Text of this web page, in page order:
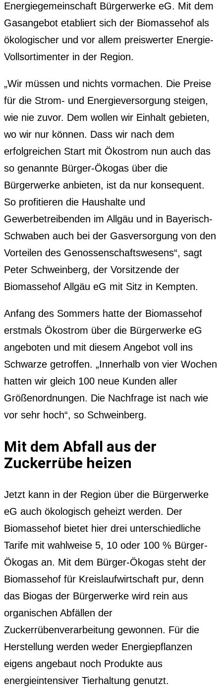
Energiegemeinschaft Bürgerwerke eG. Mit dem
Gasangebot etabliert sich der Biomassehof als
ökologischer und vor allem preiswerter Energie-
Vollsortimenter in der Region.
„Wir müssen und nichts vormachen. Die Preise
für die Strom- und Energieversorgung steigen,
wie nie zuvor. Dem wollen wir Einhalt gebieten,
wo wir nur können. Dass wir nach dem
erfolgreichen Start mit Ökostrom nun auch das
so genannte Bürger-Ökogas über die
Bürgerwerke anbieten, ist da nur konsequent.
So profitieren die Haushalte und
Gewerbetreibenden im Allgäu und in Bayerisch-
Schwaben auch bei der Gasversorgung von den
Vorteilen des Genossenschaftswesens“, sagt
Peter Schweinberg, der Vorsitzende der
Biomassehof Allgäu eG mit Sitz in Kempten.
Anfang des Sommers hatte der Biomassehof
erstmals Ökostrom über die Bürgerwerke eG
angeboten und mit diesem Angebot voll ins
Schwarze getroffen. „Innerhalb von vier Wochen
hatten wir gleich 100 neue Kunden aller
Größenordnungen. Die Nachfrage ist nach wie
vor sehr hoch“, so Schweinberg.
Mit dem Abfall aus der
Zuckerrübe heizen
Jetzt kann in der Region über die Bürgerwerke
eG auch ökologisch geheizt werden. Der
Biomassehof bietet hier drei unterschiedliche
Tarife mit wahlweise 5, 10 oder 100 % Bürger-
Ökogas an. Mit dem Bürger-Ökogas steht der
Biomassehof für Kreislaufwirtschaft pur, denn
das Biogas der Bürgerwerke wird rein aus
organischen Abfällen der
Zuckerrübenverarbeitung gewonnen. Für die
Herstellung werden weder Energiepflanzen
eigens angebaut noch Produkte aus
energieintensiver Tierhaltung genutzt.